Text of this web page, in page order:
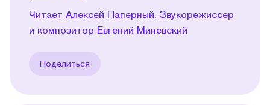
Читает Алексей Паперный. Звукорежиссер
и композитор Евгений Миневский
Поделиться